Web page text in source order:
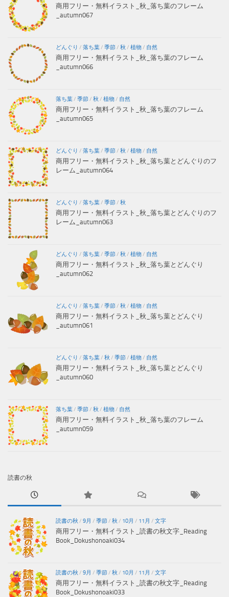
商用フリー・無料イラスト_秋_落ち葉のフレーム
_autumn067
どんぐり / 落ち葉 / 季節 / 秋 / 植物 / 自然
商用フリー・無料イラスト_秋_落ち葉のフレーム
_autumn066
落ち葉 / 季節 / 秋 / 植物 / 自然
商用フリー・無料イラスト_秋_落ち葉のフレーム
_autumn065
どんぐり / 落ち葉 / 季節 / 秋 / 植物 / 自然
商用フリー・無料イラスト_秋_落ち葉とどんぐりのフ
レーム_autumn064
どんぐり / 落ち葉 / 季節 / 秋
商用フリー・無料イラスト_秋_落ち葉とどんぐりのフ
レーム_autumn063
どんぐり / 落ち葉 / 季節 / 秋 / 植物 / 自然
商用フリー・無料イラスト_秋_落ち葉とどんぐり
_autumn062
どんぐり / 落ち葉 / 季節 / 秋 / 植物 / 自然
商用フリー・無料イラスト_秋_落ち葉とどんぐり
_autumn061
どんぐり / 落ち葉 / 秋 / 季節 / 植物 / 自然
商用フリー・無料イラスト_秋_落ち葉とどんぐり
_autumn060
落ち葉 / 季節 / 秋 / 植物 / 自然
商用フリー・無料イラスト_秋_落ち葉のフレーム
_autumn059
読書の秋
読書の秋 / 9月 / 季節 / 秋 / 10月 / 11月 / 文字
商用フリー・無料イラスト_読書の秋文字_Reading
Book_Dokushonoaki034
読書の秋 / 9月 / 季節 / 秋 / 10月 / 11月 / 文字
商用フリー・無料イラスト_読書の秋文字_Reading
Book_Dokushonoaki033